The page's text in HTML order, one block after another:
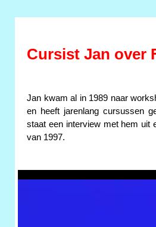
Cursist Jan over
Jan kwam al in 1989 naar
en heeft jarenlang cursussen
staat een interview met hem uit
van 1997.